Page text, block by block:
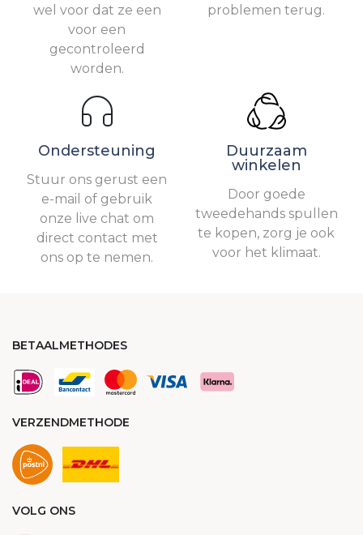
wel voor dat ze een
voor een
gecontroleerd
worden.
problemen terug.
Ondersteuning
Stuur ons gerust een
e-mail of gebruik
onze live chat om
direct contact met
ons op te nemen.
Duurzaam
winkelen
Door goede
tweedehands spullen
te kopen, zorg je ook
voor het klimaat.
BETAALMETHODES
VERZENDMETHODE
VOLG ONS